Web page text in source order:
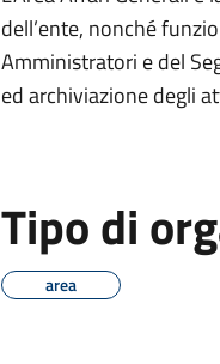
dell’ente, nonché
Amministratori e del
ed archiviazione degli
Tipo di
area